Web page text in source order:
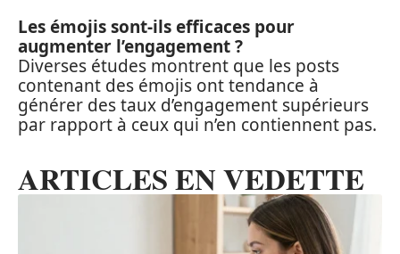
Les émojis sont-ils efficaces pour
augmenter l’engagement ?
Diverses études montrent que les posts
contenant des émojis ont tendance à
générer des taux d’engagement supérieurs
par rapport à ceux qui n’en contiennent pas.
ARTICLES EN VEDETTE